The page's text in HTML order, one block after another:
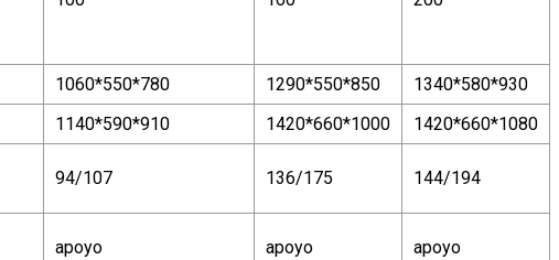
1060*550*780 1290*550*850
1340*580*930
1140*590*910 1420*660*1000
1420*660*1080
94/107 136/175 144/194
apoyo apoyo apoyo